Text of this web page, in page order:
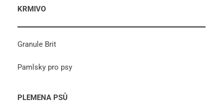
KRMIVO
Granule Brit
Pamlsky pro psy
PLEMENA PSŮ